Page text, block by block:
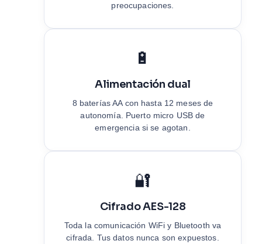
preocupaciones.
🔋
Alimentación dual
8 baterías AA con hasta 12 meses de
autonomía. Puerto micro USB de
emergencia si se agotan.
🔐
Cifrado AES-128
Toda la comunicación WiFi y Bluetooth va
cifrada. Tus datos nunca son expuestos.